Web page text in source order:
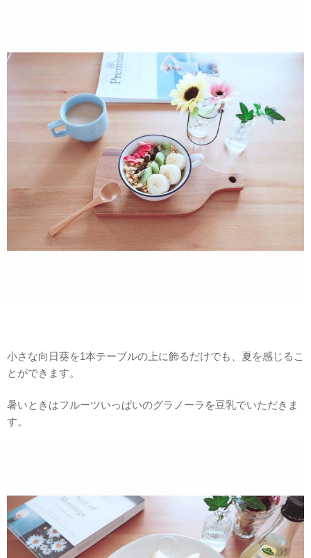
小さな向日葵を1本テーブルの上に飾るだけでも、夏を感じるこ
とができます。
暑いときはフルーツいっぱいのグラノーラを豆乳でいただきま
す。